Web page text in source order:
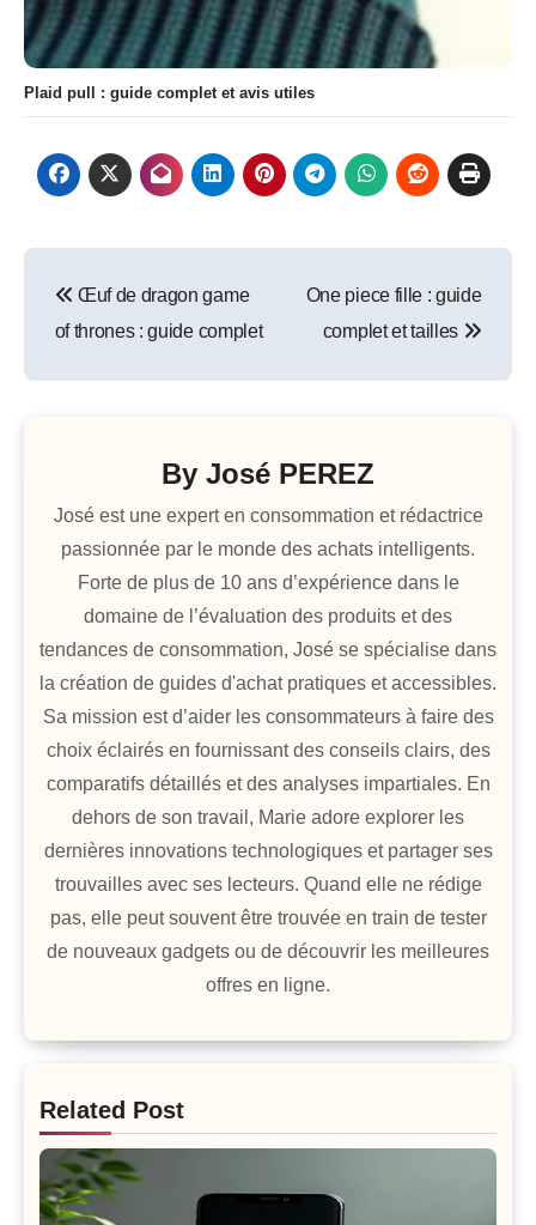
Plaid pull : guide complet et avis utiles
de
l’article
Œuf de dragon game
of thrones : guide complet
One piece fille : guide
complet et tailles
By José PEREZ
José est une expert en consommation et rédactrice
passionnée par le monde des achats intelligents.
Forte de plus de 10 ans d’expérience dans le
domaine de l’évaluation des produits et des
tendances de consommation, José se spécialise dans
la création de guides d'achat pratiques et accessibles.
Sa mission est d’aider les consommateurs à faire des
choix éclairés en fournissant des conseils clairs, des
comparatifs détaillés et des analyses impartiales. En
dehors de son travail, Marie adore explorer les
dernières innovations technologiques et partager ses
trouvailles avec ses lecteurs. Quand elle ne rédige
pas, elle peut souvent être trouvée en train de tester
de nouveaux gadgets ou de découvrir les meilleures
offres en ligne.
Related Post